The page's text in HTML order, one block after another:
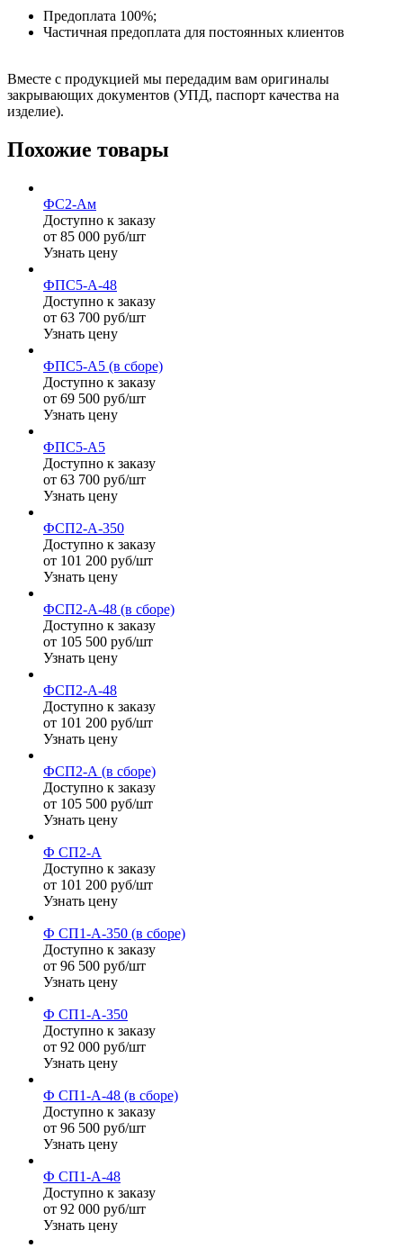
Предоплата 100%;
Частичная предоплата для постоянных клиентов
Вместе с продукцией мы передадим вам оригиналы
закрывающих документов (УПД, паспорт качества на
изделие).
Похожие товары
ФС2-Ам
Доступно к заказу
от 85 000 руб/шт
Узнать цену
ФПС5-А-48
Доступно к заказу
от 63 700 руб/шт
Узнать цену
ФПС5-А5 (в сборе)
Доступно к заказу
от 69 500 руб/шт
Узнать цену
ФПС5-А5
Доступно к заказу
от 63 700 руб/шт
Узнать цену
ФСП2-А-350
Доступно к заказу
от 101 200 руб/шт
Узнать цену
ФСП2-А-48 (в сборе)
Доступно к заказу
от 105 500 руб/шт
Узнать цену
ФСП2-А-48
Доступно к заказу
от 101 200 руб/шт
Узнать цену
ФСП2-А (в сборе)
Доступно к заказу
от 105 500 руб/шт
Узнать цену
Ф СП2-А
Доступно к заказу
от 101 200 руб/шт
Узнать цену
Ф СП1-А-350 (в сборе)
Доступно к заказу
от 96 500 руб/шт
Узнать цену
Ф СП1-А-350
Доступно к заказу
от 92 000 руб/шт
Узнать цену
Ф СП1-А-48 (в сборе)
Доступно к заказу
от 96 500 руб/шт
Узнать цену
Ф СП1-А-48
Доступно к заказу
от 92 000 руб/шт
Узнать цену